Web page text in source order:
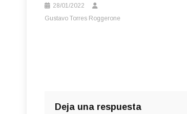
28/01/2022
Gustavo Torres Roggerone
Deja una respuesta